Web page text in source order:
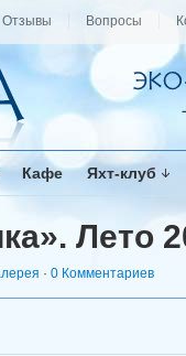
Отзывы Вопросы
Кафе Яхт-клуб
Лето
· 0 Комментариев